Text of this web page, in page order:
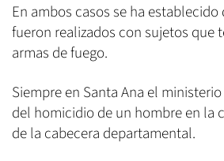
En ambos casos se ha
fueron realizados con sujetos que
armas de fuego.
Siempre en Santa Ana el
del homicidio de un hombre en la
de la cabecera departamental.